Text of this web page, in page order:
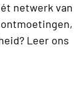
netwerk van
Leer ons